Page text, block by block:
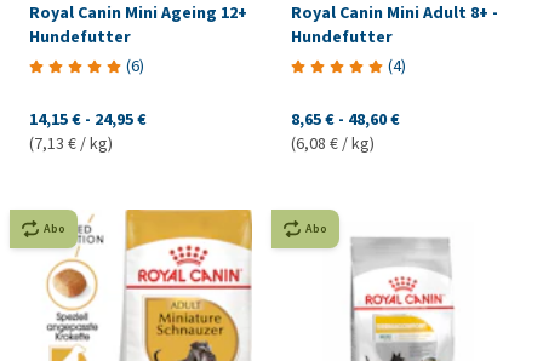
Royal Canin Mini Ageing 12+
Hundefutter
(6)
14,15 € - 24,95 €
(7,13 € / kg)
Royal Canin Mini Adult 8+ -
Hundefutter
(4)
8,65 € - 48,60 €
(6,08 € / kg)
Abo Abo